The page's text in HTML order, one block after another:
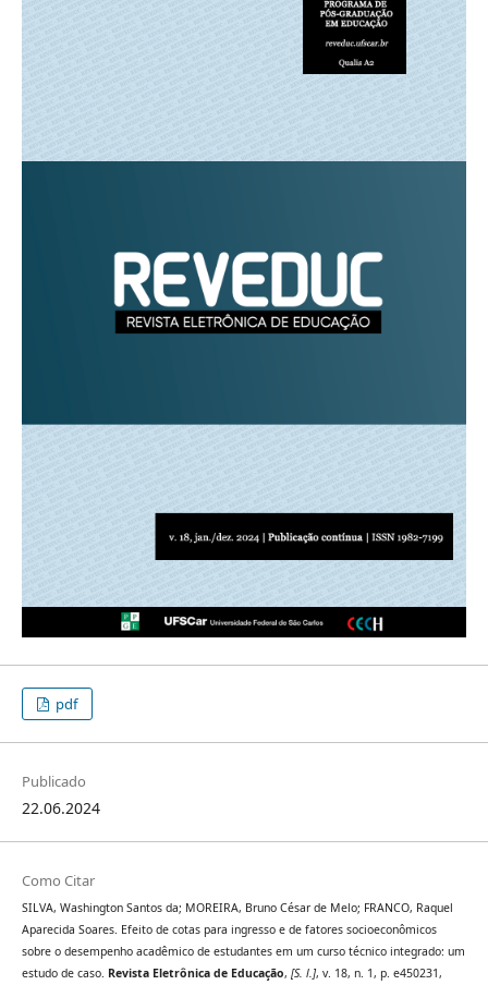
pdf
Publicado
22.06.2024
Como Citar
SILVA, Washington Santos da; MOREIRA, Bruno César de Melo; FRANCO, Raquel
Aparecida Soares. Efeito de cotas para ingresso e de fatores socioeconômicos
sobre o desempenho acadêmico de estudantes em um curso técnico integrado: um
estudo de caso. Revista Eletrônica de Educação, [S. l.], v. 18, n. 1, p. e450231,